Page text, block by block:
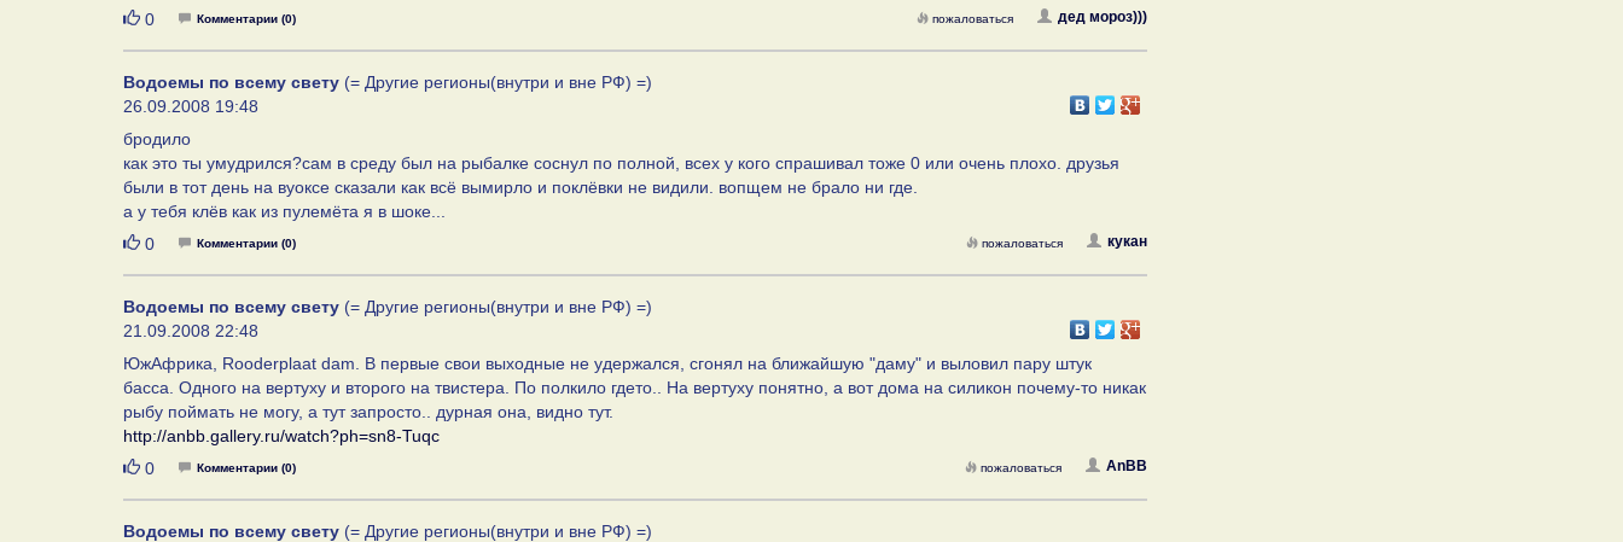
Нравится
0 Комментарии (0) дед мороз)))
пожаловаться
Водоемы по всему свету (= Другие регионы(внутри и вне РФ) =)
26.09.2008 19:48
бродило
как это ты умудрился?сам в среду был на рыбалке соснул по полной, всех у кого спрашивал тоже 0 или очень плохо. друзья
были в тот день на вуоксе сказали как всё вымирло и поклёвки не видили. вопщем не брало ни где.
а у тебя клёв как из пулемёта я в шоке...
Нравится
0 Комментарии (0) кукан
пожаловаться
Водоемы по всему свету (= Другие регионы(внутри и вне РФ) =)
21.09.2008 22:48
ЮжАфрика, Rooderplaat dam. В первые свои выходные не удержался, сгонял на ближайшую "даму" и выловил пару штук
басса. Одного на вертуху и второго на твистера. По полкило гдето.. На вертуху понятно, а вот дома на силикон почему-то никак
рыбу поймать не могу, а тут запросто.. дурная она, видно тут.
http://anbb.gallery.ru/watch?ph=sn8-Tuqc
Нравится
0 Комментарии (0) AnBB
пожаловаться
Водоемы по всему свету (= Другие регионы(внутри и вне РФ) =)